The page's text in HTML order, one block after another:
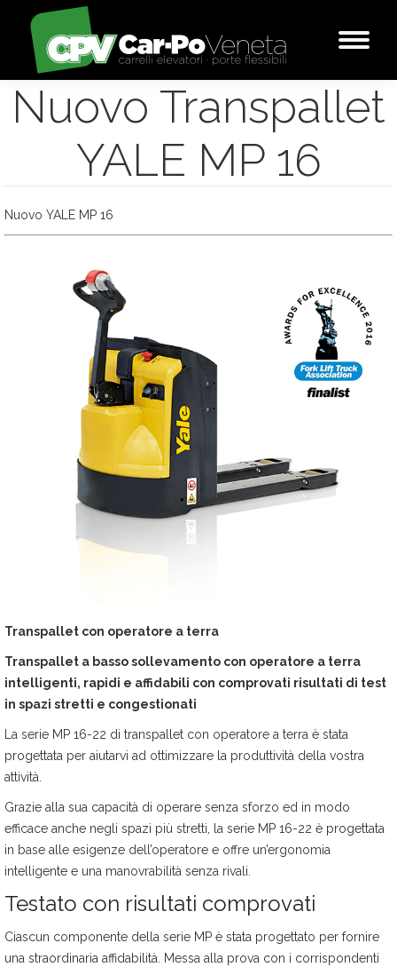
Nuovo Transpallet
YALE MP 16
Nuovo YALE MP 16
Transpallet con operatore a terra
Transpallet a basso sollevamento con operatore a terra
intelligenti, rapidi e affidabili con comprovati risultati di test
in spazi stretti e congestionati
La serie MP 16-22 di transpallet con operatore a terra è stata
progettata per aiutarvi ad ottimizzare la produttività della vostra
attività.
Grazie alla sua capacità di operare senza sforzo ed in modo
efficace anche negli spazi più stretti, la serie MP 16-22 è progettata
in base alle esigenze dell’operatore e offre un’ergonomia
intelligente e una manovrabilità senza rivali.
Testato con risultati comprovati
Ciascun componente della serie MP è stata progettato per fornire
una straordinaria affidabilità. Messa alla prova con i corrispondenti